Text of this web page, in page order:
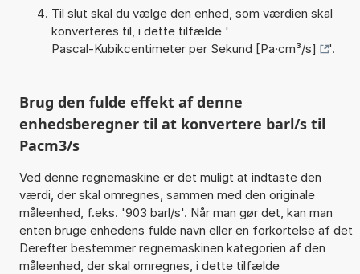
Til slut skal du vælge den enhed, som værdien skal
konverteres til, i dette tilfælde '
Pascal-Kubikcentimeter per Sekund [Pa·cm³/s]
'.
Brug den fulde effekt af denne
enhedsberegner til at konvertere barl/s til
Pacm3/s
Ved denne regnemaskine er det muligt at indtaste den
værdi, der skal omregnes, sammen med den originale
måleenhed, f.eks. '903 barl/s'. Når man gør det, kan man
enten bruge enhedens fulde navn eller en forkortelse af det
Derefter bestemmer regnemaskinen kategorien af den
måleenhed, der skal omregnes, i dette tilfælde